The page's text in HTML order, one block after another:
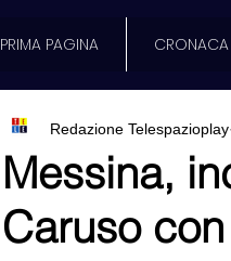
PRIMA PAGINA CRONACA
Messina,
Caruso
Redazione Telespazioplay